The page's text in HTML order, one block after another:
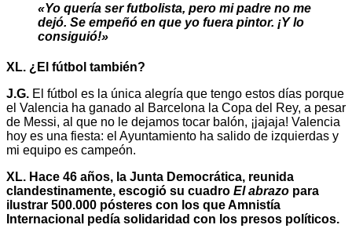
«Yo quería ser futbolista, pero mi padre no me
dejó. Se empeñó en que yo fuera pintor. ¡Y lo
consiguió!»
XL. ¿El fútbol también?
J.G. El fútbol es la única alegría que tengo estos días porque
el Valencia ha ganado al Barcelona la Copa del Rey, a pesar
de Messi, al que no le dejamos tocar balón, ¡jajaja! Valencia
hoy es una fiesta: el Ayuntamiento ha salido de izquierdas y
mi equipo es campeón.
XL. Hace 46 años, la Junta Democrática, reunida
clandestinamente, escogió su cuadro El abrazo para
ilustrar 500.000 pósteres con los que Amnistía
Internacional pedía solidaridad con los presos políticos.